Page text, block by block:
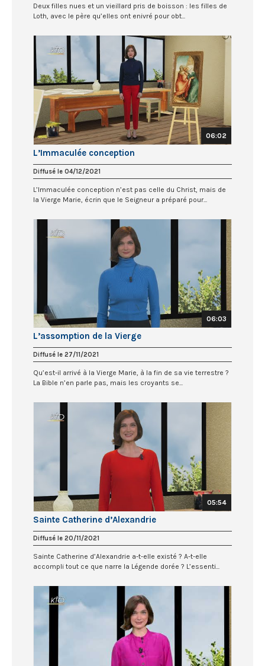
Deux filles nues et un vieillard pris de boisson : les filles de
Loth, avec le père qu’elles ont enivré pour obt...
06:02
L’Immaculée conception
Diffusé le 04/12/2021
L’Immaculée conception n’est pas celle du Christ, mais de
la Vierge Marie, écrin que le Seigneur a préparé pour...
06:03
L’assomption de la Vierge
Diffusé le 27/11/2021
Qu’est-il arrivé à la Vierge Marie, à la fin de sa vie terrestre ?
La Bible n’en parle pas, mais les croyants se...
05:54
Sainte Catherine d’Alexandrie
Diffusé le 20/11/2021
Sainte Catherine d’Alexandrie a-t-elle existé ? A-t-elle
accompli tout ce que narre la Légende dorée ? L’essenti...